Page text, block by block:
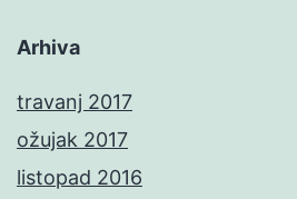
Arhiva
travanj 2017
ožujak 2017
listopad 2016